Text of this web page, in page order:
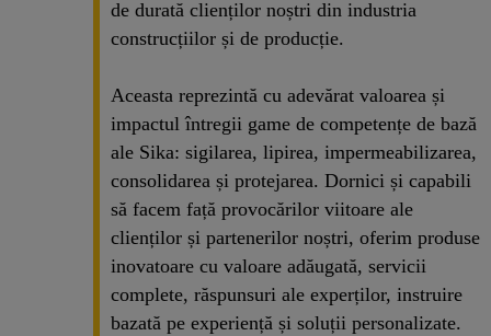
de durată clienților noștri din industria
construcțiilor și de producție.
Aceasta reprezintă cu adevărat valoarea și
impactul întregii game de competențe de bază
ale Sika: sigilarea, lipirea, impermeabilizarea,
consolidarea și protejarea. Dornici și capabili
să facem față provocărilor viitoare ale
clienților și partenerilor noștri, oferim produse
inovatoare cu valoare adăugată, servicii
complete, răspunsuri ale experților, instruire
bazată pe experiență și soluții personalizate.